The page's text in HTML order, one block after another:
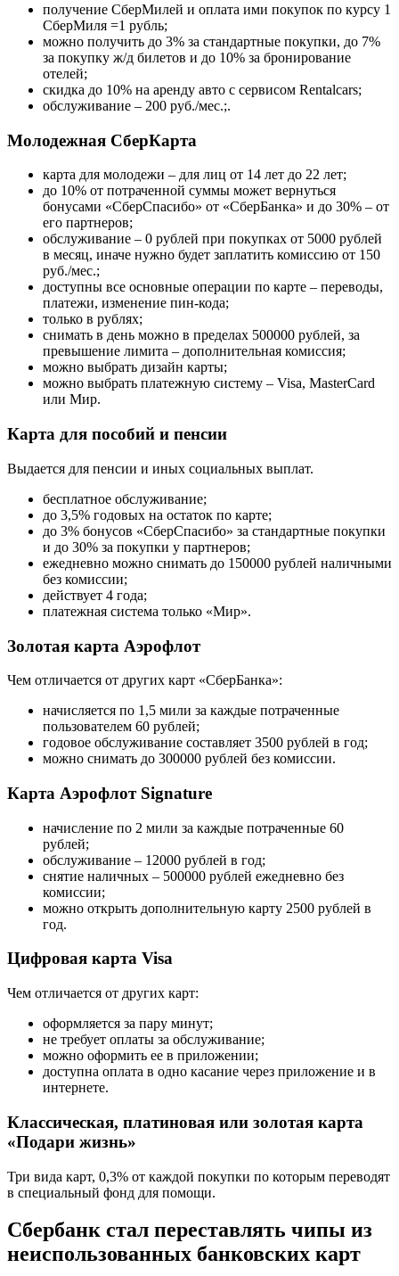
получение СберМилей и оплата ими покупок по курсу 1
СберМиля =1 рубль;
можно получить до 3% за стандартные покупки, до 7%
за покупку ж/д билетов и до 10% за бронирование
отелей;
скидка до 10% на аренду авто с сервисом Rentalcars;
обслуживание – 200 руб./мес.;.
Молодежная СберКарта
карта для молодежи – для лиц от 14 лет до 22 лет;
до 10% от потраченной суммы может вернуться
бонусами «СберСпасибо» от «СберБанка» и до 30% – от
его партнеров;
обслуживание – 0 рублей при покупках от 5000 рублей
в месяц, иначе нужно будет заплатить комиссию от 150
руб./мес.;
доступны все основные операции по карте – переводы,
платежи, изменение пин-кода;
только в рублях;
снимать в день можно в пределах 500000 рублей, за
превышение лимита – дополнительная комиссия;
можно выбрать дизайн карты;
можно выбрать платежную систему – Visa, MasterCard
или Мир.
Карта для пособий и пенсии
Выдается для пенсии и иных социальных выплат.
бесплатное обслуживание;
до 3,5% годовых на остаток по карте;
до 3% бонусов «СберСпасибо» за стандартные покупки
и до 30% за покупки у партнеров;
ежедневно можно снимать до 150000 рублей наличными
без комиссии;
действует 4 года;
платежная система только «Мир».
Золотая карта Аэрофлот
Чем отличается от других карт «СберБанка»:
начисляется по 1,5 мили за каждые потраченные
пользователем 60 рублей;
годовое обслуживание составляет 3500 рублей в год;
можно снимать до 300000 рублей без комиссии.
Карта Аэрофлот Signature
начисление по 2 мили за каждые потраченные 60
рублей;
обслуживание – 12000 рублей в год;
снятие наличных – 500000 рублей ежедневно без
комиссии;
можно открыть дополнительную карту 2500 рублей в
год.
Цифровая карта Visa
Чем отличается от других карт:
оформляется за пару минут;
не требует оплаты за обслуживание;
можно оформить ее в приложении;
доступна оплата в одно касание через приложение и в
интернете.
Классическая, платиновая или золотая карта
«Подари жизнь»
Три вида карт, 0,3% от каждой покупки по которым переводят
в специальный фонд для помощи.
Сбербанк стал переставлять чипы из
неиспользованных банковских карт